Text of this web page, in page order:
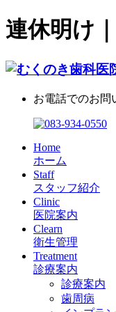
連休明け
お電話でのお問
Home
ホーム
Staff
スタッフ紹介
Clinic
医院案内
Clearn
衛生管理
Treatment
診療案内
診療案内
歯周病